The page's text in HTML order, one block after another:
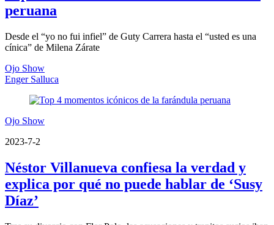
peruana
Desde el “yo no fui infiel” de Guty Carrera hasta el “usted es una
cínica” de Milena Zárate
Ojo Show
Enger Salluca
Ojo Show
2023-7-2
Néstor Villanueva confiesa la verdad y
explica por qué no puede hablar de ‘Susy
Díaz’